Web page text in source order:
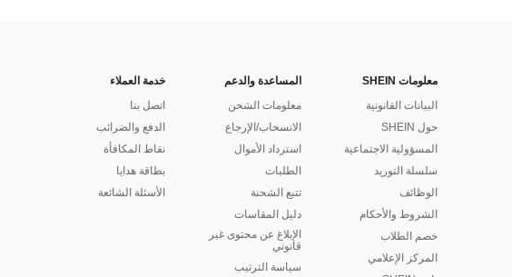
معلومات SHEIN
البيانات القانونية
حول SHEIN
المسؤولية الاجتماعية
سلسلة التوريد
الوظائف
الشروط والأحكام
خصم الطلاب
المركز الإعلامي
المساعدة والدعم
معلومات الشحن
الانسحاب/الإرجاع
استرداد الأموال
الطلبات
تتبع الشحنة
دليل المقاسات
الإبلاغ عن محتوى غير
قانوني
سياسة الترتيب
خدمة العملاء
اتصل بنا
الدفع والضرائب
نقاط المكافأة
بطاقة هدايا
الأسئلة الشائعة